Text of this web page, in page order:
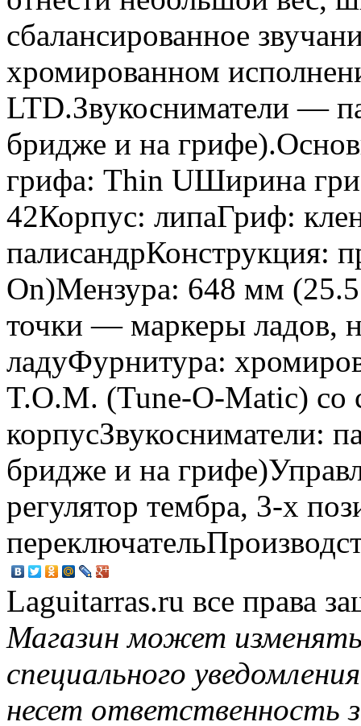
сбалансированное
хромированном
LTD.Звукосниматели —
бридже и на
грифа: Thin UШирина
42Корпус: липаГриф:
палисандрКонструкция:
On)Мензура: 648 мм
точки — маркеры ладов,
ладуФурнитура:
T.O.M. (Tune-O-Matic) со
корпусЗвукосниматели:
бридже и на
регулятор тембра, 3-х
Laguitarras.ru все права
Магазин может
специального
несет ответственность